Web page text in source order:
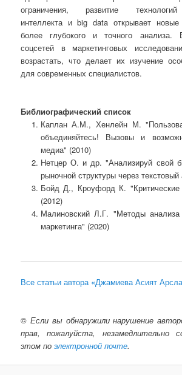
ограничения, развитие технологий
интеллекта и big data открывает
более глубокого и точного
соцсетей в маркетинговых
возрастать, что делает их изучение
для современных специалистов.
Библиографический список
Каплан А.М., Хенлейн М.
объединяйтесь! Вызовы и
медиа" (2010)
Нетцер О. и др. "Анализируй свой
рыночной структуры через
Бойд Д., Кроуфорд К.
(2012)
Малиновский Л.Г. "Методы анализа
маркетинга" (2020)
Все статьи автора «Джамиева Асият
© Если вы обнаружили нарушение
прав, пожалуйста, незамедлительно
этом поэлектронной почте.